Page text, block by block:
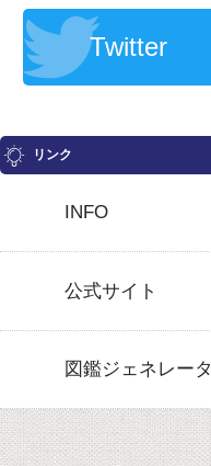
Twitter
リンク
INFO
公式サイト
図鑑ジェネレータ